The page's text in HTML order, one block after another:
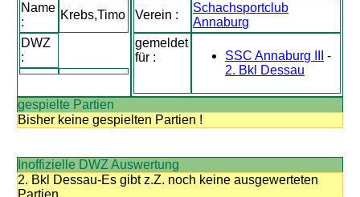
Name
:
Krebs,Timo
DWZ
:
Verein :
Schachsportclub
Annaburg
gemeldet
für :
SSC Annaburg III
-
2. Bkl Dessau
gespielte Partien
Bisher keine gespielten Partien !
Inoffizielle DWZ Auswertung
2. Bkl Dessau-Es gibt z.Z. noch keine ausgewerteten
Partien.